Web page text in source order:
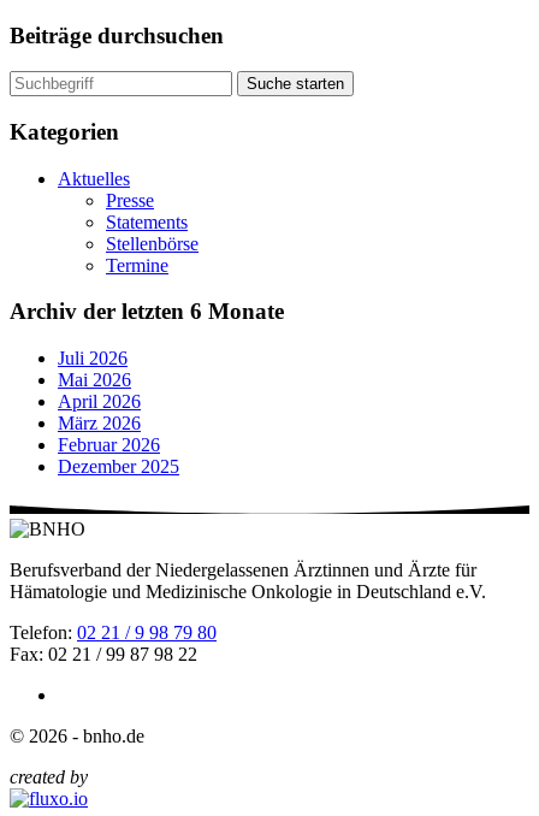
Beiträge durchsuchen
Suche starten
Kategorien
Aktuelles
Presse
Statements
Stellenbörse
Termine
Archiv der letzten 6 Monate
Juli 2026
Mai 2026
April 2026
März 2026
Februar 2026
Dezember 2025
Berufsverband der Niedergelassenen Ärztinnen und Ärzte für
Hämatologie und Medizinische Onkologie in Deutschland e.V.
Telefon: 02 21 / 9 98 79 80
Fax: 02 21 / 99 87 98 22
© 2026 - bnho.de
created by